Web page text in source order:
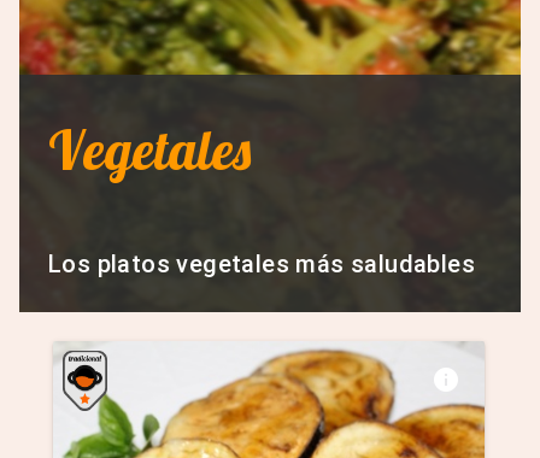
Vegetales
Los platos vegetales más saludables
info